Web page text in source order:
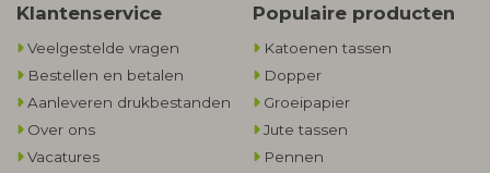
Klantenservice
Veelgestelde vragen
Bestellen en betalen
Aanleveren drukbestanden
Over ons
Vacatures
Populaire producten
Katoenen tassen
Dopper
Groeipapier
Jute tassen
Pennen